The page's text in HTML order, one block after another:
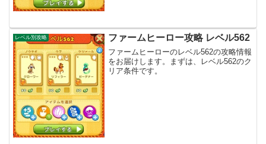
レベル別攻略 ファームヒーロー攻略 レベル562
ファームヒーローのレベル562の攻略情報
をお届けします。まずは、レベル562のク
リア条件です。